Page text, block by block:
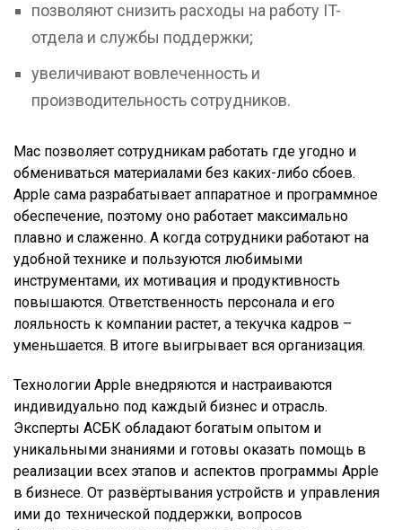
позволяют снизить расходы на работу IT-
отдела и службы поддержки;
увеличивают вовлеченность и
производительность сотрудников.
Mac позволяет сотрудникам работать где угодно и
обмениваться материалами без каких-либо сбоев.
Apple сама разрабатывает аппаратное и программное
обеспечение, поэтому оно работает максимально
плавно и слаженно. А когда сотрудники работают на
удобной технике и пользуются любимыми
инструментами, их мотивация и продуктивность
повышаются. Ответственность персонала и его
лояльность к компании растет, а текучка кадров –
уменьшается. В итоге выигрывает вся организация.
Технологии Apple внедряются и настраиваются
индивидуально под каждый бизнес и отрасль.
Эксперты АСБК обладают богатым опытом и
уникальными знаниями и готовы оказать помощь в
реализации всех этапов и аспектов программы Apple
в бизнесе. От развёртывания устройств и управления
ими до технической поддержки, вопросов